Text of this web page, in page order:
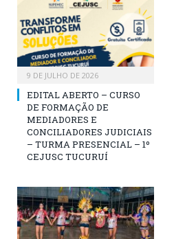
9 DE JULHO DE 2026
EDITAL ABERTO – CURSO
DE FORMAÇÃO DE
MEDIADORES E
CONCILIADORES JUDICIAIS
– TURMA PRESENCIAL – 1º
CEJUSC TUCURUÍ